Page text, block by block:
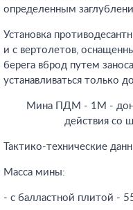
определенным
Установка
и с вертолетов,
берега вброд путем
устанавливаться только
Мина ПДМ - 1М -
действия со
Тактико-технические
Масса мины:
- с балластной плитой -